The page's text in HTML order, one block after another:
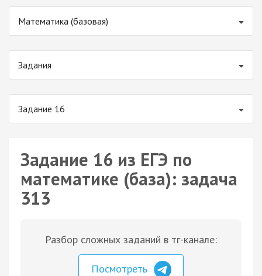
Математика (базовая)
Задания
Задание 16
Задание 16 из ЕГЭ по
математике (база): задача
313
Разбор сложных заданий в тг-канале:
Посмотреть